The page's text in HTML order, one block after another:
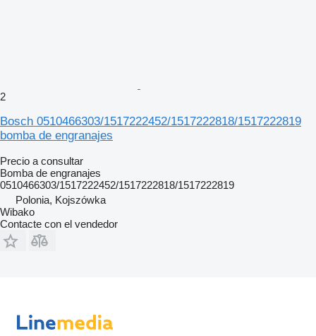
2
Bosch 0510466303/1517222452/1517222818/1517222819
bomba de engranajes
Precio a consultar
Bomba de engranajes
0510466303/1517222452/1517222818/1517222819
Polonia, Kojszówka
Wibako
Contacte con el vendedor